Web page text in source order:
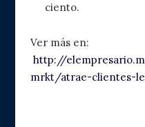
ciento.
Ver más en:
http://
mrkt/atrae-clientes-